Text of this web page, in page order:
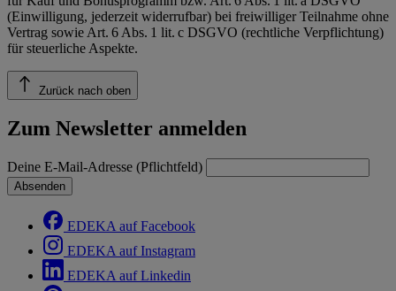
(Einwilligung, jederzeit widerrufbar) bei freiwilliger Teilnahme ohne
Vertrag sowie Art. 6 Abs. 1 lit. c DSGVO (rechtliche Verpflichtung)
für steuerliche Aspekte.
Zurück nach oben
Zum Newsletter anmelden
Deine E-Mail-Adresse (Pflichtfeld)
Absenden
EDEKA auf Facebook
EDEKA auf Instagram
EDEKA auf Linkedin